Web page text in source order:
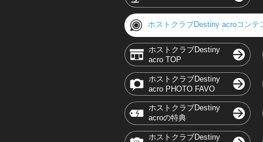
ホストクラブDestiny acroコンテ
ホストクラブDestiny
acro TOP
ホストクラブDestiny
acro PHOTO FAVO
ホストクラブDestiny
acroの特典
ホストクラブDestiny